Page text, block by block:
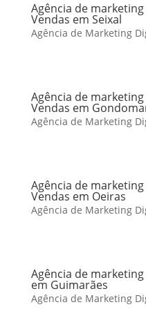
Agência de
Vendas em Seixal
Agência de Marketing
Agência de
Vendas em
Agência de Marketing
Agência de
Vendas em Oeiras
Agência de Marketing
Agência de
em Guimarães
Agência de Marketing